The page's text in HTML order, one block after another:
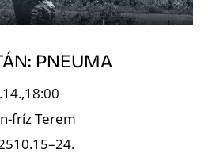
PNEUMA
fríz Terem